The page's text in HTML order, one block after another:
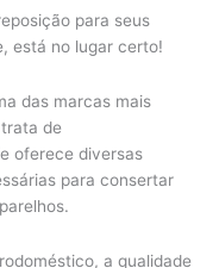
para seus
está no lugar certo!
das marcas mais
de
oferece diversas
para consertar
a qualidade